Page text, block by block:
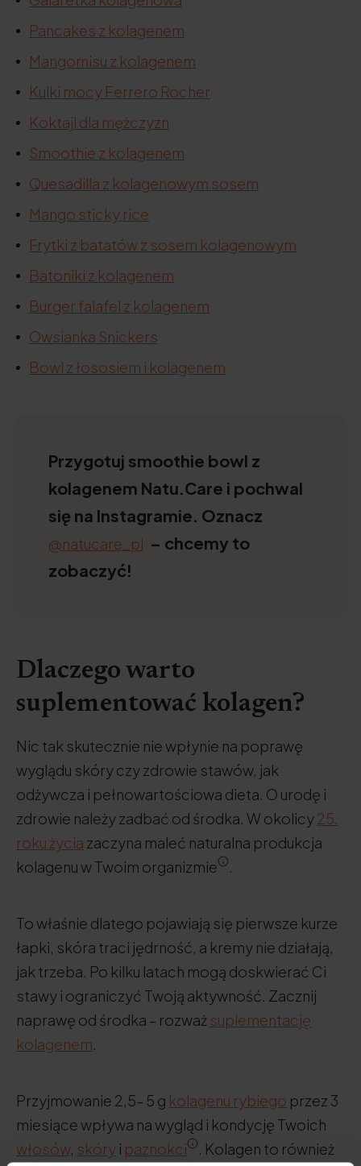
Pancakes z kolagenem
Mangomisu z kolagenem
Kulki mocy Ferrero Rocher
Koktajl dla mężczyzn
Smoothie z kolagenem
Quesadilla z kolagenowym sosem
Mango sticky rice
Frytki z batatów z sosem kolagenowym
Batoniki z kolagenem
Burger falafel z kolagenem
Owsianka Snickers
Bowl z łososiem i kolagenem
Przygotuj smoothie bowl z
kolagenem Natu.Care i pochwal
się na Instagramie. Oznacz
@natucare_pl – chcemy to
zobaczyć!
Dlaczego warto
suplementować kolagen?
Nic tak skutecznie nie wpłynie na poprawę
wyglądu skóry czy zdrowie stawów, jak
odżywcza i pełnowartościowa dieta. O urodę i
zdrowie należy zadbać od środka. W okolicy25.
roku życia zaczyna maleć naturalna produkcja
kolagenu w Twoim organizmie
To właśnie dlatego pojawiają się pierwsze kurze
łapki, skóra traci jędrność, a kremy nie działają,
jak trzeba. Po kilku latach mogą doskwierać Ci
stawy i ograniczyć Twoją aktywność. Zacznij
naprawę od środka – rozważ suplementację
kolagenem
Przyjmowanie 2,5– 5 g kolagenu rybiego przez 3
miesiące wpływa na wygląd i kondycję Twoich
włosów, skóry i paznokci
. Kolagen to również